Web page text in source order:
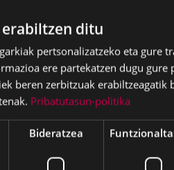
ditu
pertsonalizatzeko eta gure
ere partekatzen dugu gure
beren zerbitzuak erabiltzeagatik
Pribatutasun-politika
Bideratzea